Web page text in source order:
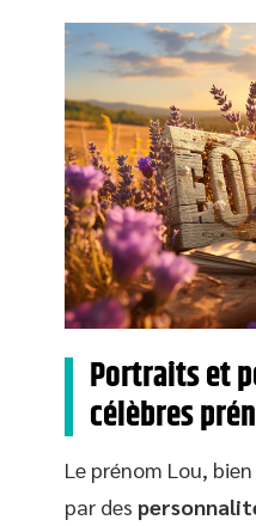
Portraits et
célèbres
Le prénom Lou,
par des